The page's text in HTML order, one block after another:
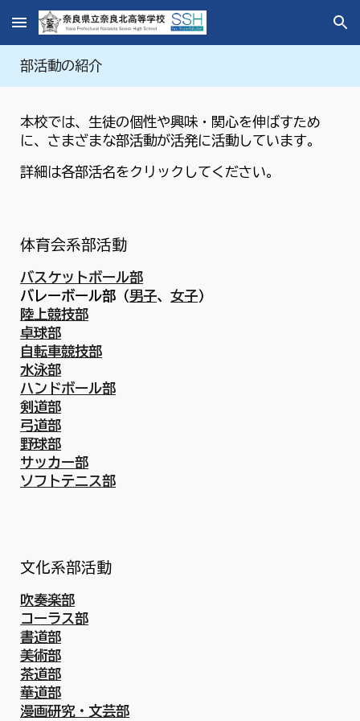
Skip to main content Skip to navigation
部活動の紹介
本校では、生徒の個性や興味・関心を伸ばすため
に、さまざまな部活動が活発に活動しています。
詳細は各部活名をクリックしてください。
体育会系部活動
バスケットボール部
バレーボール部（男子、女子）
陸上競技部
卓球部
自転車競技部
水泳部
ハンドボール部
剣道部
弓道部
野球部
サッカー部
ソフトテニス部
文化系部活動
吹奏楽部
コーラス部
書道部
美術部
茶道部
華道部
漫画研究・文芸部